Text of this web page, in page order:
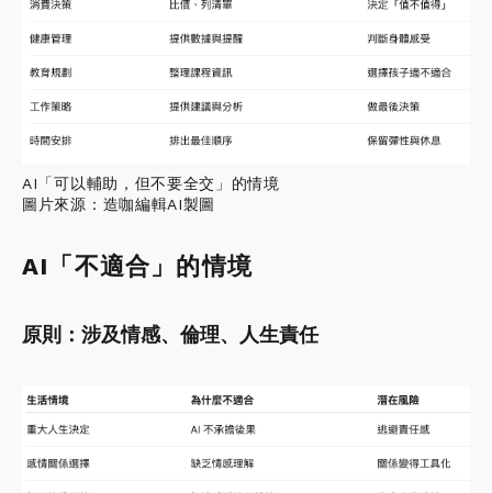
AI「可以輔助，但不要全交」的情境
圖片來源：造咖編輯AI製圖
AI「不適合」的情境
原則：涉及情感、倫理、人生責任